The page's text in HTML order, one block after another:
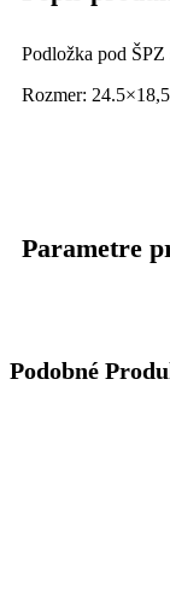
Podložka pod
Rozmer:
Parametre
Podobné